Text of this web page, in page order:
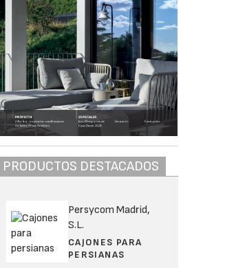
PRODUCTOS DESTACADOS
Persycom Madrid,
S.L.
CAJONES PARA
PERSIANAS